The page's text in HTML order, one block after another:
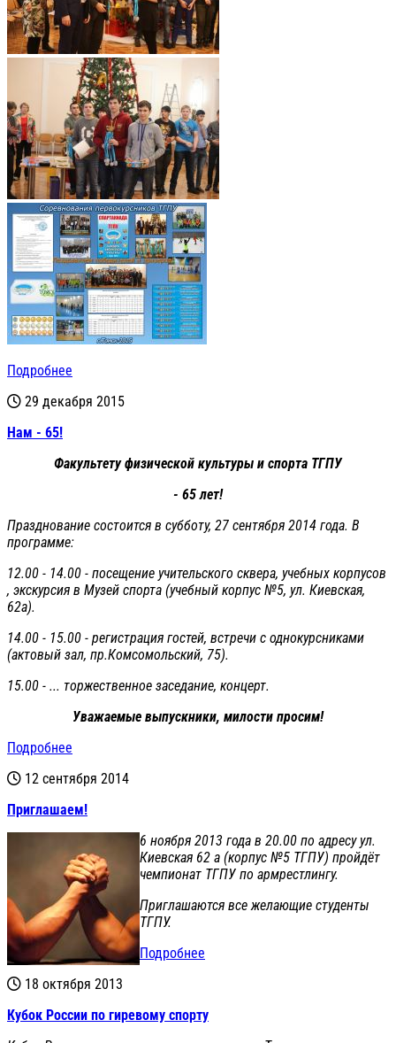
Подробнее
29 декабря 2015
Нам - 65!
Факультету физической культуры и спорта ТГПУ
- 65 лет!
Празднование состоится в субботу, 27 сентября 2014 года. В
программе:
12.00 - 14.00 - посещение учительского сквера, учебных корпусов
, экскурсия в Музей спорта (учебный корпус №5, ул. Киевская,
62а).
14.00 - 15.00 - регистрация гостей, встречи с однокурсниками
(актовый зал, пр.Комсомольский, 75).
15.00 - ... торжественное заседание, концерт.
Уважаемые выпускники, милости просим!
Подробнее
12 сентября 2014
Приглашаем!
6 ноября 2013 года в 20.00 по адресу ул.
Киевская 62 а (корпус №5 ТГПУ) пройдёт
чемпионат ТГПУ по армрестлингу.
Приглашаются все желающие студенты
ТГПУ.
Подробнее
18 октября 2013
Кубок России по гиревому спорту